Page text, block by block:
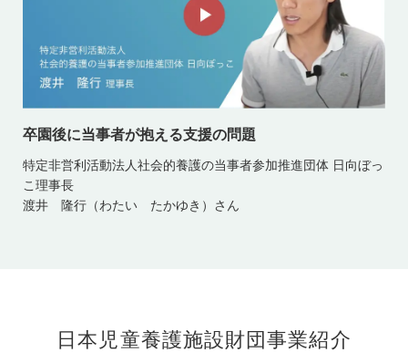
卒園後に当事者が抱える支援の問題
特定非営利活動法人社会的養護の当事者参加推進団体 日向ぼっ
こ理事長
渡井 隆行（わたい たかゆき）さん
日本児童養護施設財団事業紹介